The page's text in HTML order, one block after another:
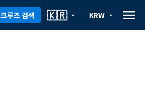
크루즈 검색 arrow_drop_down
🇰🇷 arrow_drop_down
KRW menu